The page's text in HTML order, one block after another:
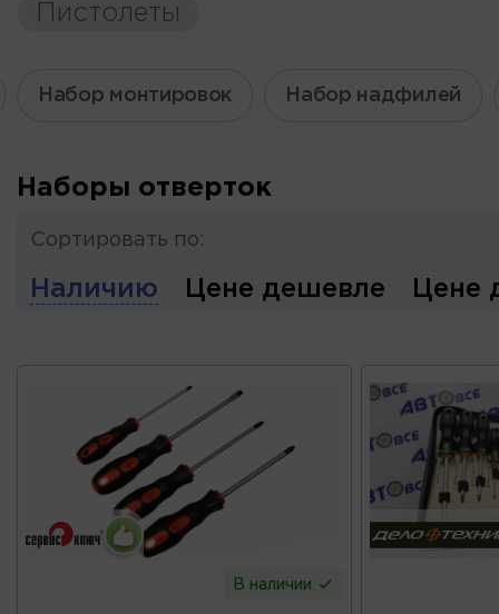
Пистолеты
Набор монтировок Набор надфилей
Наборы отверток
Сортировать по:
Наличию Цене дешевле Цене
В наличии